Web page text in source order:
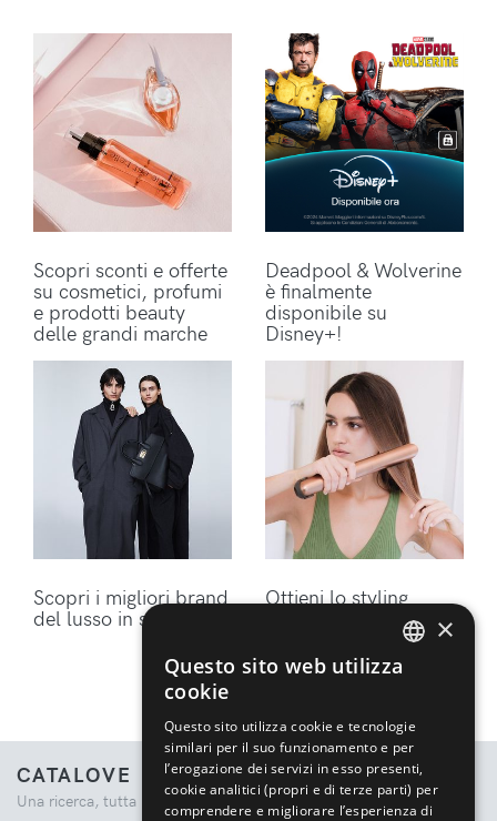
Scopri sconti e offerte
su cosmetici, profumi
e prodotti beauty
delle grandi marche
Deadpool & Wolverine
è finalmente
disponibile su
Disney+!
Scopri i migliori brand
del lusso in sconto
Ottieni lo styling
perfetto per i tuoi
accessori Dyson
CATALOVE
Una ricerca, tutta la moda.
×
Questo sito web utilizza
cookie
Questo sito utilizza cookie e tecnologie
similari per il suo funzionamento e per
l’erogazione dei servizi in esso presenti,
cookie analitici (propri e di terze parti) per
comprendere e migliorare l’esperienza di